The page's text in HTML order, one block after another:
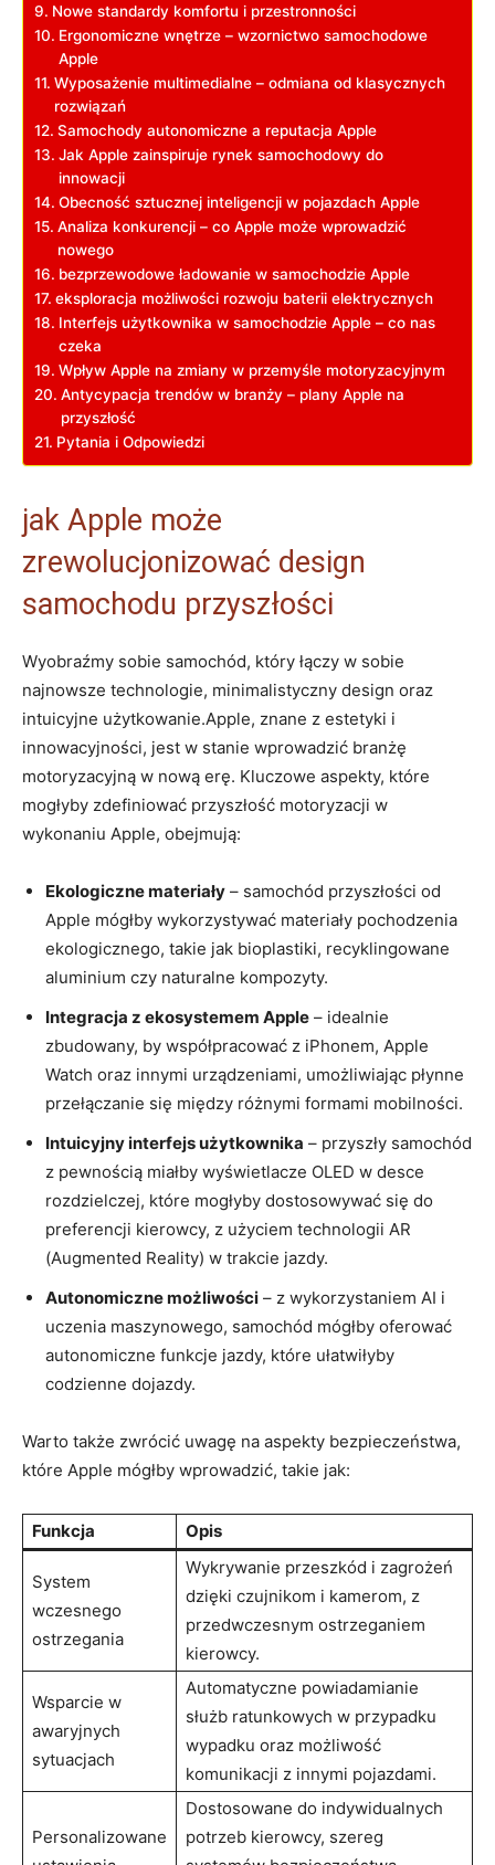
Nowe standardy komfortu i przestronności
Ergonomiczne wnętrze – wzornictwo samochodowe
Apple
Wyposażenie multimedialne – odmiana od klasycznych
rozwiązań
Samochody autonomiczne a reputacja Apple
Jak Apple zainspiruje rynek samochodowy do
innowacji
Obecność sztucznej inteligencji w pojazdach Apple
Analiza konkurencji – co Apple może wprowadzić
nowego
bezprzewodowe ładowanie w samochodzie Apple
eksploracja możliwości rozwoju baterii elektrycznych
Interfejs użytkownika w samochodzie Apple – co nas
czeka
Wpływ Apple na zmiany w przemyśle motoryzacyjnym
Antycypacja trendów w branży – plany Apple na
przyszłość
Pytania i Odpowiedzi
jak Apple może
zrewolucjonizować design
samochodu przyszłości
Wyobraźmy sobie samochód, który łączy w sobie
najnowsze technologie, minimalistyczny design oraz
intuicyjne użytkowanie.Apple, znane z estetyki i
innowacyjności, jest w stanie wprowadzić branżę
motoryzacyjną w nową erę. Kluczowe aspekty, które
mogłyby zdefiniować przyszłość motoryzacji w
wykonaniu Apple, obejmują:
Ekologiczne materiały – samochód przyszłości od
Apple mógłby wykorzystywać materiały pochodzenia
ekologicznego, takie jak bioplastiki, recyklingowane
aluminium czy naturalne kompozyty.
Integracja z ekosystemem Apple – idealnie
zbudowany, by współpracować z iPhonem, Apple
Watch oraz innymi urządzeniami, umożliwiając płynne
przełączanie się między różnymi formami mobilności.
Intuicyjny interfejs użytkownika – przyszły samochód
z pewnością miałby wyświetlacze OLED w desce
rozdzielczej, które mogłyby dostosowywać się do
preferencji kierowcy, z użyciem technologii AR
(Augmented Reality) w trakcie jazdy.
Autonomiczne możliwości – z wykorzystaniem AI i
uczenia maszynowego, samochód mógłby oferować
autonomiczne funkcje jazdy, które ułatwiłyby
codzienne dojazdy.
Warto także zwrócić uwagę na aspekty bezpieczeństwa,
które Apple mógłby wprowadzić, takie jak:
Funkcja Opis
System
wczesnego
ostrzegania
Wykrywanie przeszkód i zagrożeń
dzięki czujnikom i kamerom, z
przedwczesnym ostrzeganiem
kierowcy.
Wsparcie w
awaryjnych
sytuacjach
Automatyczne powiadamianie
służb ratunkowych w przypadku
wypadku oraz możliwość
komunikacji z innymi pojazdami.
Personalizowane
Dostosowane do indywidualnych
potrzeb kierowcy, szereg